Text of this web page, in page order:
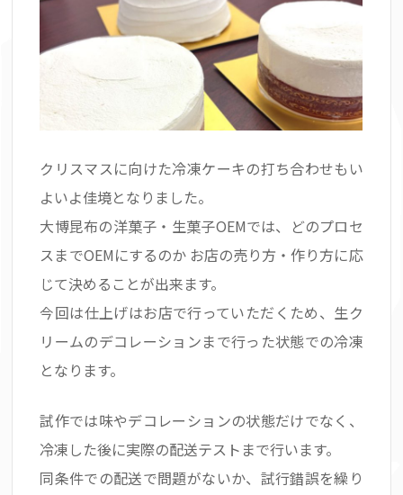
クリスマスに向けた冷凍ケーキの打ち合わせもい
よいよ佳境となりました。
大博昆布の洋菓子・生菓子OEMでは、どのプロセ
スまでOEMにするのか お店の売り方・作り方に応
じて決めることが出来ます。
今回は仕上げはお店で行っていただくため、生ク
リームのデコレーションまで行った状態での冷凍
となります。
試作では味やデコレーションの状態だけでなく、
冷凍した後に実際の配送テストまで行います。
同条件での配送で問題がないか、試行錯誤を繰り